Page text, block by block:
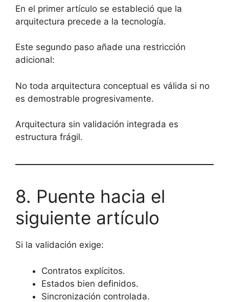
En el primer artículo se estableció que la
arquitectura precede a la tecnología.
Este segundo paso añade una restricción
adicional:
No toda arquitectura conceptual es válida si no
es demostrable progresivamente.
Arquitectura sin validación integrada es
estructura frágil.
8. Puente hacia el
siguiente artículo
Si la validación exige:
Contratos explícitos.
Estados bien definidos.
Sincronización controlada.